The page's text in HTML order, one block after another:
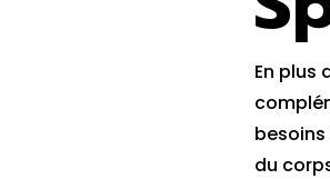
En plus
du